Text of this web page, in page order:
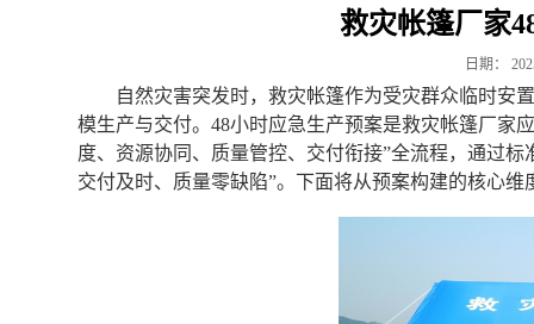
救灾帐篷厂家
日期：
自然灾害突发时，救灾帐篷作为受灾群众临时安
模生产与交付。48小时应急生产预案是救灾帐篷厂家
度、资源协同、质量管控、交付衔接”全流程，通过
交付及时、质量零缺陷”。下面将从预案构建的核心